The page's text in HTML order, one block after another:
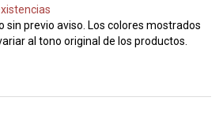
sin previo aviso. Los colores mostrados
al tono original de los productos.